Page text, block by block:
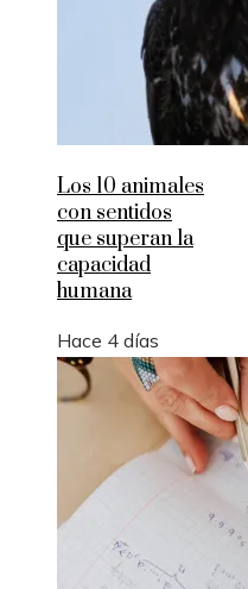
Los 10 animales
con sentidos
que superan la
capacidad
humana
Hace 4 días